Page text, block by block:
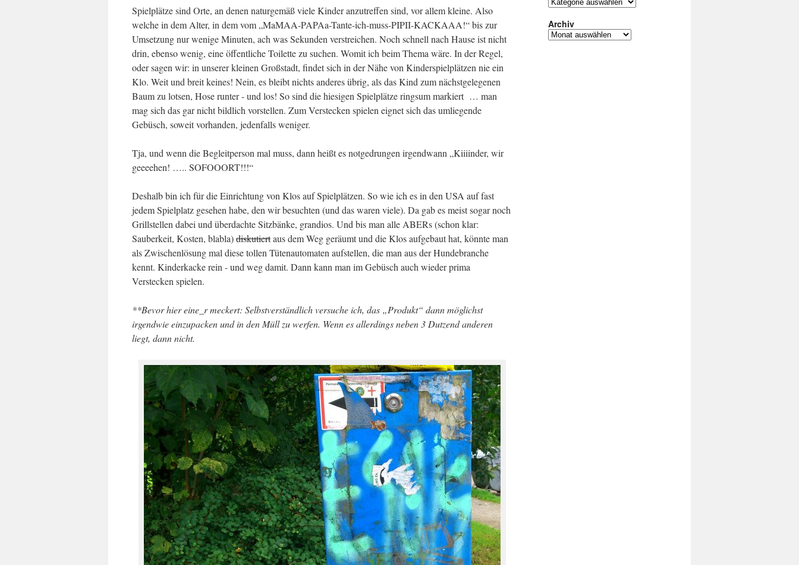
Spielplätze sind Orte, an denen naturgemäß viele Kinder anzutreffen sind, vor allem kleine. Also
welche in dem Alter, in dem vom „MaMAA-PAPAa-Tante-ich-muss-PIPII-KACKAAA!“ bis zur
Umsetzung nur wenige Minuten, ach was Sekunden verstreichen. Noch schnell nach Hause ist nicht
drin, ebenso wenig, eine öffentliche Toilette zu suchen. Womit ich beim Thema wäre. In der Regel,
oder sagen wir: in unserer kleinen Großstadt, findet sich in der Nähe von Kinderspielplätzen nie ein
Klo. Weit und breit keines! Nein, es bleibt nichts anderes übrig, als das Kind zum nächstgelegenen
Baum zu lotsen, Hose runter - und los! So sind die hiesigen Spielplätze ringsum markiert … man
mag sich das gar nicht bildlich vorstellen. Zum Verstecken spielen eignet sich das umliegende
Gebüsch, soweit vorhanden, jedenfalls weniger.
Tja, und wenn die Begleitperson mal muss, dann heißt es notgedrungen irgendwann „Kiiiinder, wir
geeeehen! ….. SOFOOORT!!!“
Deshalb bin ich für die Einrichtung von Klos auf Spielplätzen. So wie ich es in den USA auf fast
jedem Spielplatz gesehen habe, den wir besuchten (und das waren viele). Da gab es meist sogar noch
Grillstellen dabei und überdachte Sitzbänke, grandios. Und bis man alle ABERs (schon klar:
Sauberkeit, Kosten, blabla)diskutiertaus dem Weg geräumt und die Klos aufgebaut hat, könnte man
als Zwischenlösung mal diese tollen Tütenautomaten aufstellen, die man aus der Hundebranche
kennt. Kinderkacke rein - und weg damit. Dann kann man im Gebüsch auch wieder prima
Verstecken spielen.
**Bevor hier eine_r meckert: Selbstverständlich versuche ich, das „Produkt“ dann möglichst
irgendwie einzupacken und in den Müll zu werfen. Wenn es allerdings neben 3 Dutzend anderen
liegt, dann nicht.
Archiv